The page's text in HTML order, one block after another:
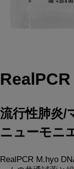
流行性肺炎/
ニューモニ
RealPCR M.hyo